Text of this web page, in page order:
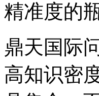
精准度的
鼎天国际问
高知识密